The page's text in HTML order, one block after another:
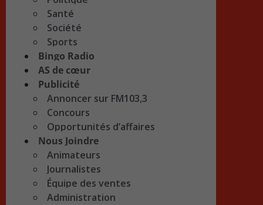
Santé
Société
Sports
Bingo Radio
AS de cœur
Publicité
Annoncer sur FM103,3
Concours
Opportunités d’affaires
Nous Joindre
Animateurs
Journalistes
Équipe des ventes
Administration